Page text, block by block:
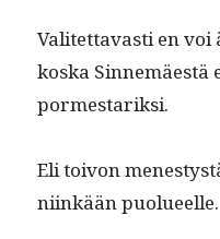
Valitet­tavasti en voi
kos­ka Sin­nemäestä
pormestariksi.
Eli toivon
niinkään puolueelle.